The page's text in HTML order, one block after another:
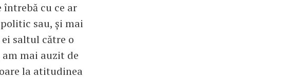
întrebă cu ce ar
sau, și mai
saltul către o
mai auzit de
la atitudinea